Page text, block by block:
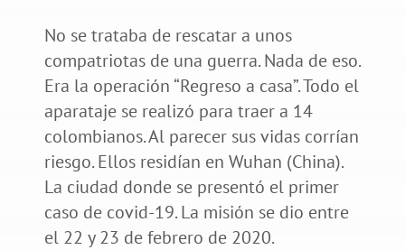
No se trataba de rescatar a unos
compatriotas de una guerra. Nada de eso.
Era la operación “Regreso a casa”. Todo el
aparataje se realizó para traer a 14
colombianos. Al parecer sus vidas corrían
riesgo. Ellos residían en Wuhan (China).
La ciudad donde se presentó el primer
caso de covid-19. La misión se dio entre
el 22 y 23 de febrero de 2020.